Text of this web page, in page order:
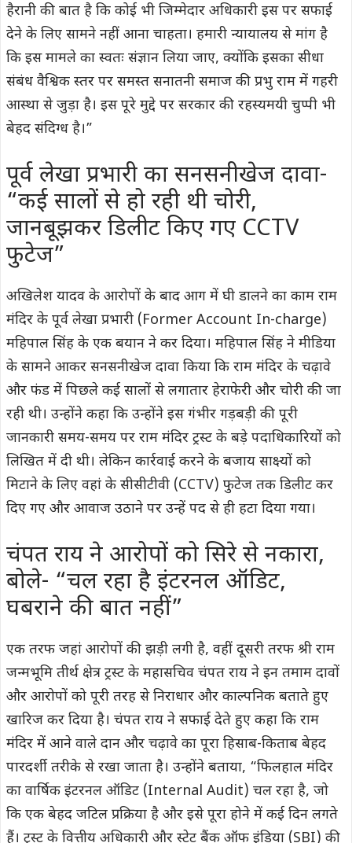
हैरानी की बात है कि कोई भी जिम्मेदार अधिकारी इस पर सफाई
देने के लिए सामने नहीं आना चाहता। हमारी न्यायालय से मांग है
कि इस मामले का स्वतः संज्ञान लिया जाए, क्योंकि इसका सीधा
संबंध वैश्विक स्तर पर समस्त सनातनी समाज की प्रभु राम में गहरी
आस्था से जुड़ा है। इस पूरे मुद्दे पर सरकार की रहस्यमयी चुप्पी भी
बेहद संदिग्ध है।”
पूर्व लेखा प्रभारी का सनसनीखेज दावा-
“कई सालों से हो रही थी चोरी,
जानबूझकर डिलीट किए गए CCTV
फुटेज”
अखिलेश यादव के आरोपों के बाद आग में घी डालने का काम राम
मंदिर के पूर्व लेखा प्रभारी (Former Account In-charge)
महिपाल सिंह के एक बयान ने कर दिया। महिपाल सिंह ने मीडिया
के सामने आकर सनसनीखेज दावा किया कि राम मंदिर के चढ़ावे
और फंड में पिछले कई सालों से लगातार हेराफेरी और चोरी की जा
रही थी। उन्होंने कहा कि उन्होंने इस गंभीर गड़बड़ी की पूरी
जानकारी समय-समय पर राम मंदिर ट्रस्ट के बड़े पदाधिकारियों को
लिखित में दी थी। लेकिन कार्रवाई करने के बजाय साक्ष्यों को
मिटाने के लिए वहां के सीसीटीवी (CCTV) फुटेज तक डिलीट कर
दिए गए और आवाज उठाने पर उन्हें पद से ही हटा दिया गया।
चंपत राय ने आरोपों को सिरे से नकारा,
बोले- “चल रहा है इंटरनल ऑडिट,
घबराने की बात नहीं”
एक तरफ जहां आरोपों की झड़ी लगी है, वहीं दूसरी तरफ श्री राम
जन्मभूमि तीर्थ क्षेत्र ट्रस्ट के महासचिव चंपत राय ने इन तमाम दावों
और आरोपों को पूरी तरह से निराधार और काल्पनिक बताते हुए
खारिज कर दिया है। चंपत राय ने सफाई देते हुए कहा कि राम
मंदिर में आने वाले दान और चढ़ावे का पूरा हिसाब-किताब बेहद
पारदर्शी तरीके से रखा जाता है। उन्होंने बताया, “फिलहाल मंदिर
का वार्षिक इंटरनल ऑडिट (Internal Audit) चल रहा है, जो
कि एक बेहद जटिल प्रक्रिया है और इसे पूरा होने में कई दिन लगते
हैं। ट्रस्ट के वित्तीय अधिकारी और स्टेट बैंक ऑफ इंडिया (SBI) की